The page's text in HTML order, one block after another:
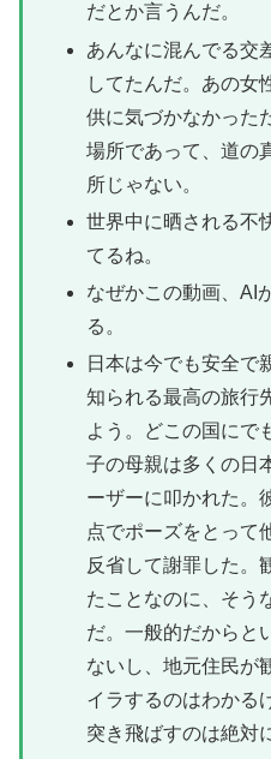
だとか言うんだ。
あんなに混んでる交
してたんだ。あの女
供に気づかなかった
場所であって、道の
所じゃない。
世界中に晒される不
てるね。
なぜかこの動画、AI
る。
日本は今でも安全で
知られる最高の旅行
よう。どこの国にで
子の母親は多くの日
ーザーに叩かれた。
点でポーズをとって
反省して謝罪した。
たことなのに、そう
だ。一般的だからと
ないし、地元住民が
イラするのはわかる
突き飛ばすのは絶対